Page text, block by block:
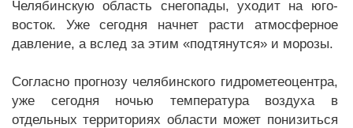
Челябинскую область снегопады, уходит на юго-
восток. Уже сегодня начнет расти атмосферное
давление, а вслед за этим «подтянутся» и морозы.
Согласно прогнозу челябинского гидрометеоцентра,
уже сегодня ночью температура воздуха в
отдельных территориях области может понизиться